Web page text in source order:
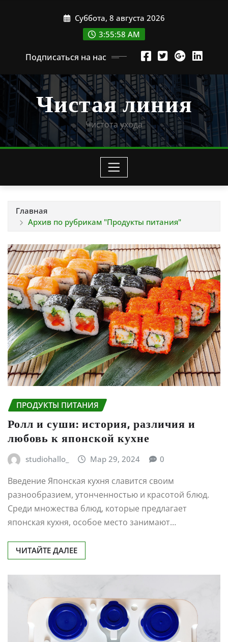
Суббота, 8 августа 2026
3:55:59 AM
Подписаться на нас
Чистая линия
Чистота ухода
Главная
Архив по рубрикам "Продукты питания"
ПРОДУКТЫ ПИТАНИЯ
Ролл и суши: история, различия и
любовь к японской кухне
studiohallo_ Мар 29, 2024 0
Введение Японская кухня славится своим
разнообразием, утонченностью и красотой блюд.
Среди множества блюд, которые предлагает
японская кухня, особое место занимают…
ЧИТАЙТЕ ДАЛЕЕ